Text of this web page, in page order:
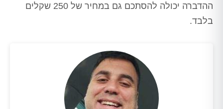
ההדברה יכולה להסתכם גם במחיר של 250 שקלים
בלבד.